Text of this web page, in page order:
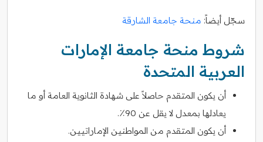
سجّل أيضاً: منحة جامعة الشارقة
شروط منحة جامعة الإمارات
العربية المتحدة
أن يكون المتقدم حاصلاً على شهادة الثانوية العامة أو ما
يعادلها بمعدل لا يقل عن 90٪.
أن يكون المتقدم من المواطنين الإماراتيين.